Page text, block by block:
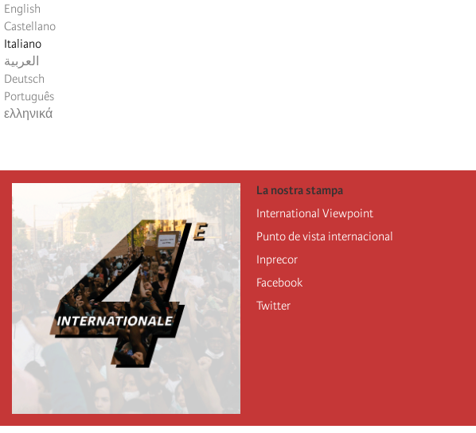
English
Castellano
Italiano
العربية
Deutsch
Português
ελληνικά
La nostra stampa
International Viewpoint
Punto de vista internacional
Inprecor
Facebook
Twitter